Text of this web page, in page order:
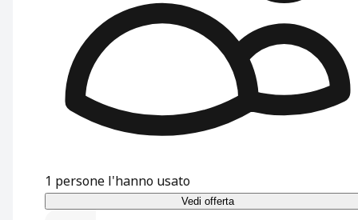
1 persone l'hanno usato
Vedi offerta